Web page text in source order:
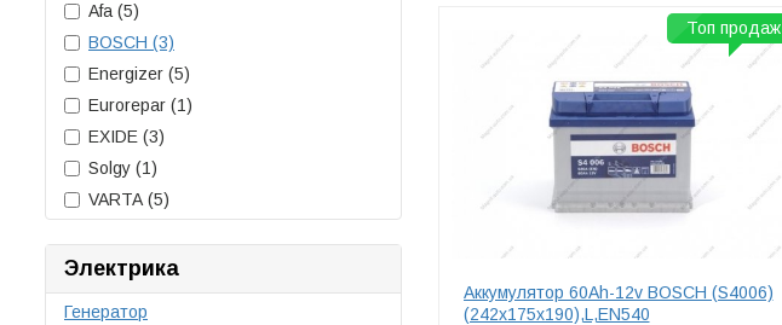
Afa (5)
BOSCH (3)
Energizer (5)
Eurorepar (1)
EXIDE (3)
Solgy (1)
VARTA (5)
Электрика
Генератор
Аккумулятор 60Ah-12v BOSCH (S4006)
(242x175x190),L,EN540
Топ продаж